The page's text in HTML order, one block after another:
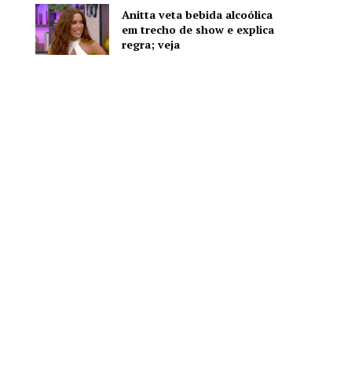
Anitta veta bebida alcoólica
em trecho de show e explica
regra; veja